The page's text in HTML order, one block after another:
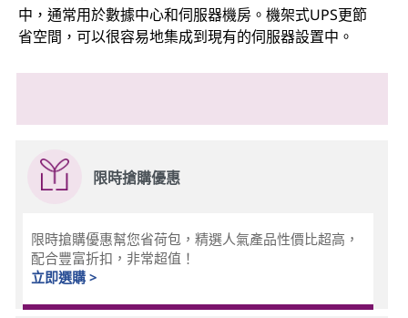
中，通常用於數據中心和伺服器機房。機架式UPS更節
省空間，可以很容易地集成到現有的伺服器設置中。
限時搶購優惠
限時搶購優惠幫您省荷包，精選人氣產品性價比超高，
配合豐富折扣，非常超值！
立即選購 >